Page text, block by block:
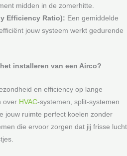
midden in de zomerhitte.
Efficiency Ratio): Een gemiddelde
jouw systeem werkt gedurende
installeren van een Airco?
en efficiency op lange
over HVAC-systemen, split-systemen
jouw ruimte perfect koelen zonder
die ervoor zorgen dat jij frisse lucht